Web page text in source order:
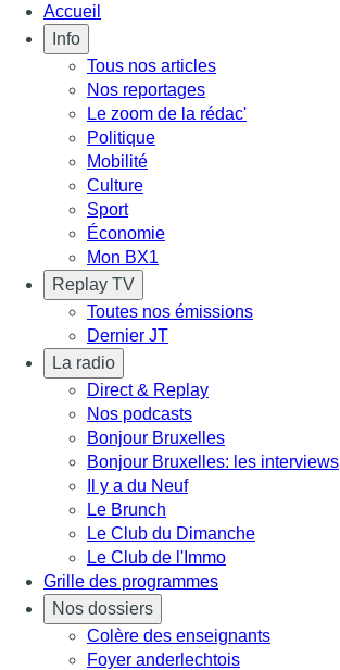
Accueil
Info
Tous nos articles
Nos reportages
Le zoom de la rédac'
Politique
Mobilité
Culture
Sport
Économie
Mon BX1
Replay TV
Toutes nos émissions
Dernier JT
La radio
Direct & Replay
Nos podcasts
Bonjour Bruxelles
Bonjour Bruxelles: les interviews
Il y a du Neuf
Le Brunch
Le Club du Dimanche
Le Club de l'Immo
Grille des programmes
Nos dossiers
Colère des enseignants
Foyer anderlechtois